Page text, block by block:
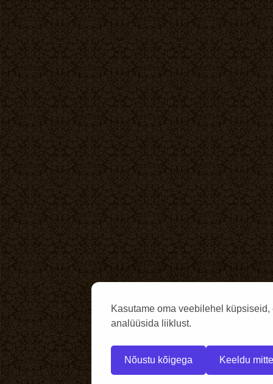
Kasutame oma veebilehel
analüüsida liiklust.
Nõustu kõigega Keeldu